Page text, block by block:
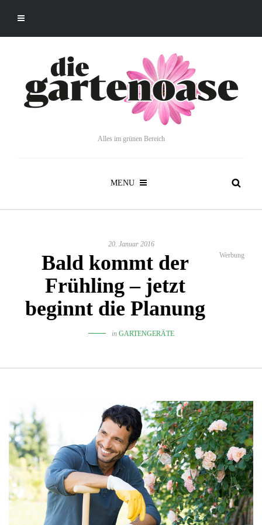
Alles im grünen Bereich
MENU
20. Januar 2016
Bald kommt der
Frühling – jetzt
beginnt die Planung
Werbung
in GARTENGERÄTE